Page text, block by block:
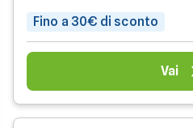
Fino a 30€ di sconto
Vai